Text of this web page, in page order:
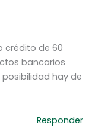
crédito de 60
bancarios
hay de
Responder